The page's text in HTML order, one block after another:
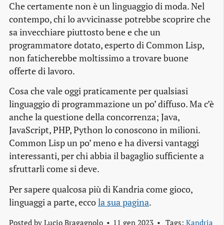
Che certamente non è un linguaggio di moda. Nel
contempo, chi lo avvicinasse potrebbe scoprire che
sa invecchiare piuttosto bene e che un
programmatore dotato, esperto di Common Lisp,
non faticherebbe moltissimo a trovare buone
offerte di lavoro.
Cosa che vale oggi praticamente per qualsiasi
linguaggio di programmazione un po’ diffuso. Ma c’è
anche la questione della concorrenza; Java,
JavaScript, PHP, Python lo conoscono in milioni.
Common Lisp un po’ meno e ha diversi vantaggi
interessanti, per chi abbia il bagaglio sufficiente a
sfruttarli come si deve.
Per sapere qualcosa più di Kandria come gioco,
linguaggi a parte, eccola sua pagina.
Posted by Lucio Bragagnolo 11 gen 2023 Tags: Kandria